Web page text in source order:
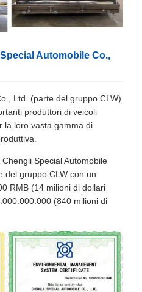
Automobile Co.,
Ltd. (parte del gruppo CLW)
produttori di veicoli
la loro vasta gamma di
Special Automobile
del gruppo CLW con un
RMB (14 milioni di dollari
(840 milioni di